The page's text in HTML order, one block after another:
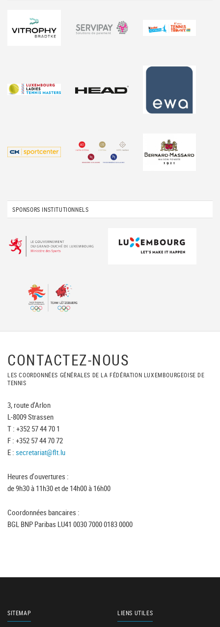
SPONSORS INSTITUTIONNELS
CONTACTEZ-NOUS
LES COORDONNÉES GÉNÉRALES DE LA FÉDÉRATION LUXEMBOURGEOISE DE
TENNIS
3, route d'Arlon
L-8009 Strassen
T : +352 57 44 70 1
F : +352 57 44 70 72
E : secretariat@flt.lu
Heures d'ouvertures :
de 9h30 à 11h30 et de 14h00 à 16h00
Coordonnées bancaires :
BGL BNP Paribas LU41 0030 7000 0183 0000
SITEMAP LIENS UTILES